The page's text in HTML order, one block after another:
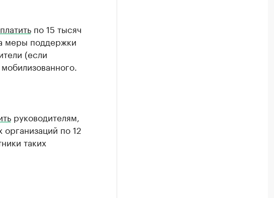
по 15 тысяч
меры поддержки
(если
руководителям,
по 12
таких